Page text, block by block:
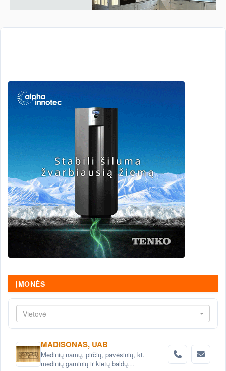
ĮMONĖS
Vietovė
MADISONAS, UAB
Medinių namų, pirčių, pavėsinių, kt.
medinių gaminių ir kietų baldų